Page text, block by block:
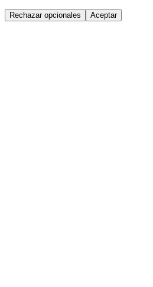
Rechazar opcionales Aceptar